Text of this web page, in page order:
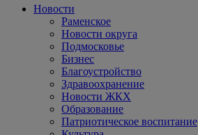
Новости
Раменское
Новости округа
Подмосковье
Бизнес
Благоустройство
Здравоохранение
Новости ЖКХ
Образование
Патриотическое воспитание